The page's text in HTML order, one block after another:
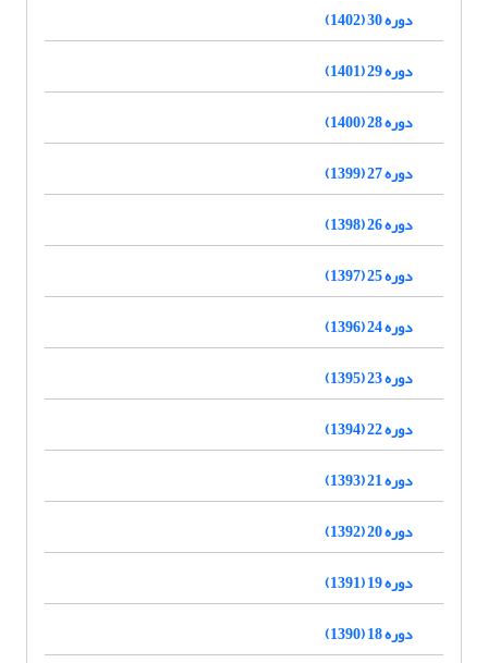
دوره 30 (1402)
دوره 29 (1401)
دوره 28 (1400)
دوره 27 (1399)
دوره 26 (1398)
دوره 25 (1397)
دوره 24 (1396)
دوره 23 (1395)
دوره 22 (1394)
دوره 21 (1393)
دوره 20 (1392)
دوره 19 (1391)
دوره 18 (1390)